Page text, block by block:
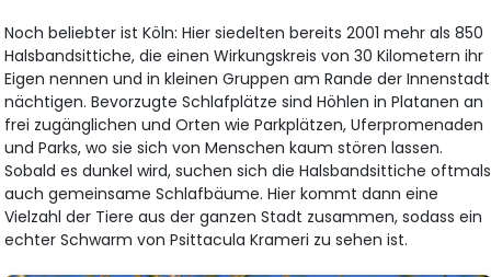
Noch beliebter ist Köln: Hier siedelten bereits 2001 mehr als 850
Halsbandsittiche, die einen Wirkungskreis von 30 Kilometern ihr
Eigen nennen und in kleinen Gruppen am Rande der Innenstadt
nächtigen. Bevorzugte Schlafplätze sind Höhlen in Platanen an
frei zugänglichen und Orten wie Parkplätzen, Uferpromenaden
und Parks, wo sie sich von Menschen kaum stören lassen.
Sobald es dunkel wird, suchen sich die Halsbandsittiche oftmals
auch gemeinsame Schlafbäume. Hier kommt dann eine
Vielzahl der Tiere aus der ganzen Stadt zusammen, sodass ein
echter Schwarm von Psittacula Krameri zu sehen ist.